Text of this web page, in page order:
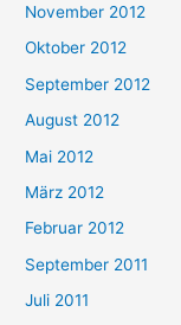
November 2012
Oktober 2012
September 2012
August 2012
Mai 2012
März 2012
Februar 2012
September 2011
Juli 2011